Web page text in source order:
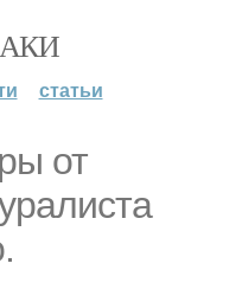
статьи
от